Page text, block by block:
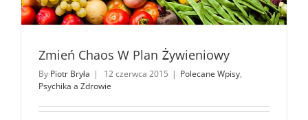
Zmień Chaos W Plan Żywieniowy
By Piotr Bryła | 12 czerwca 2015 | Polecane Wpisy,
Psychika a Zdrowie